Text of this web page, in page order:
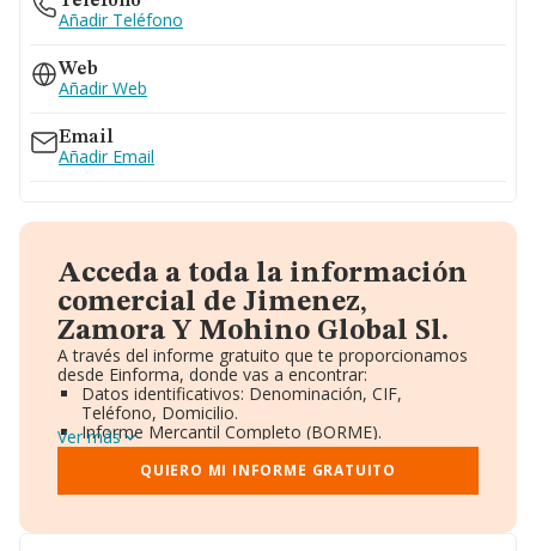
Añadir Teléfono
Web
Añadir Web
Email
Añadir Email
Acceda a toda la información
comercial de Jimenez,
Zamora Y Mohino Global Sl.
A través del informe gratuito que te proporcionamos
desde Einforma, donde vas a encontrar:
Datos identificativos: Denominación, CIF,
Teléfono, Domicilio.
Informe Mercantil Completo (BORME).
Gráficos de Evolución Ventas y Empleados.
Consejo de Administración y Administradores.
Directivos y Ejecutivos.
Ver más
QUIERO MI INFORME GRATUITO